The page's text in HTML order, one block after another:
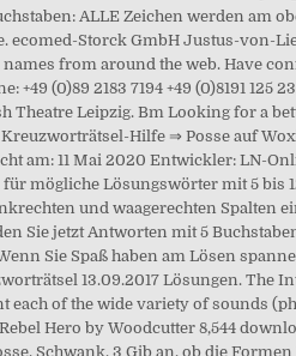
ALLE Zeichen werden am
ecomed-Storck GmbH Justus-von-
from around the web. Have
+49 (0)89 2183 7194 +49 (0)8191
Theatre Leipzig. Bm Looking for a
Hilfe ⇒ Posse auf
am: 11 Mai 2020 Entwickler: LN-
mögliche Lösungswörter mit 5 bis
und waagerechten Spalten
Sie jetzt Antworten mit 5
Sie Spaß haben am Lösen
13.09.2017 Lösungen. The
each of the wide variety of sounds
Hero by Woodcutter 8,544
Schwank. 3 Gib an, ob die